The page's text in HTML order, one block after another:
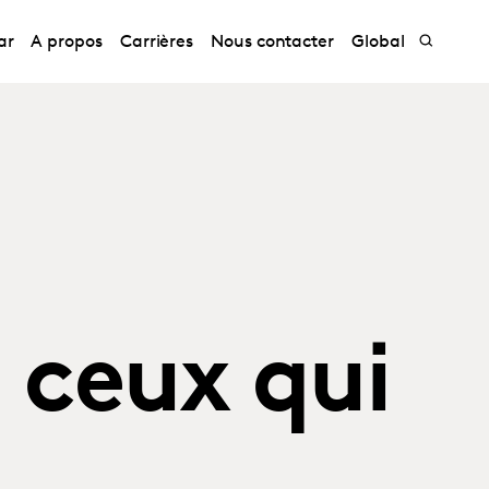
A propos Carrières Nous contacter Global
qui